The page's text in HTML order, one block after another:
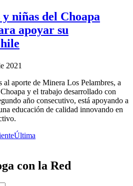
niñas del Choapa
apoyar su
2021
al aporte de Minera Los Pelambres, a
y el trabajo desarrollado con
año consecutivo, está apoyando a
educación de calidad innovando en
Última
con la Red